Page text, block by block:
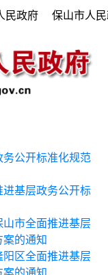
民政府 保山市人
公开标准化规范
基层政务公开标
市全面推进基层
的通知
区全面推进基层
的通知